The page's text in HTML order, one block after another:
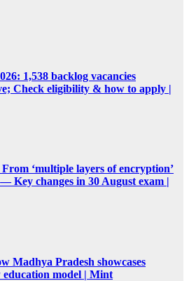
1,538 backlog vacancies
Check eligibility & how to apply |
‘multiple layers of encryption’
Key changes in 30 August exam |
Madhya Pradesh showcases
education model | Mint